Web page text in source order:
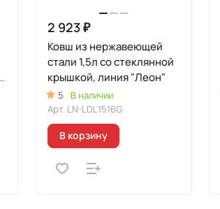
2 923 ₽
Ковш из нержавеющей
стали 1,5л со стеклянной
крышкой, линия "Леон"
5
В наличии
Арт. LN-LDL1516G
В корзину